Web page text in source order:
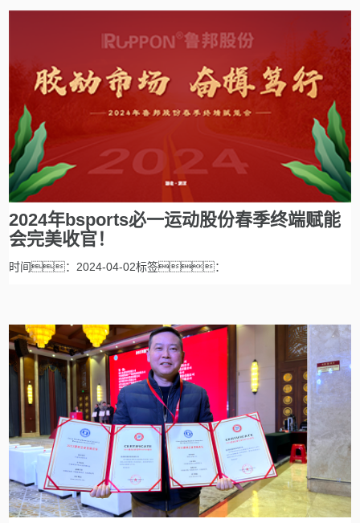
2024年bsports必一运动股份春季终端赋能
会完美收官！
时间：2024-04-02标签：